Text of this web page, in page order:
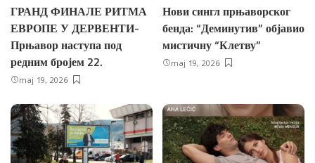
ГРАНД ФИНАЛЕ РИТМА
ЕВРОПЕ У ДЕРВЕНТИ-
Прњавор наступа под
редним бројем 22.
maj 19, 2026
Нови сингл прњаворског
бенда: “Деминутив” објавио
мистичну “Клетву”
maj 19, 2026